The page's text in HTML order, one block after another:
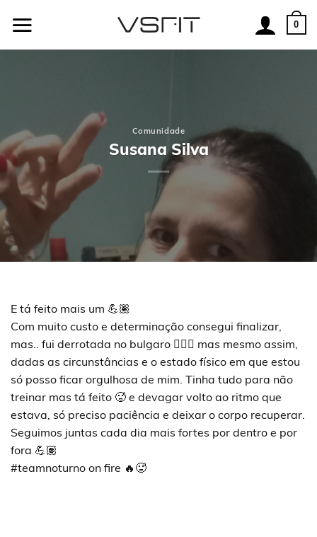
0
Comunidade
Susana Silva
E tá feito mais um 💪🏽
Com muito custo e determinação consegui finalizar,
mas.. fui derrotada no bulgaro 🤦🏽‍♀️ mas mesmo assim,
dadas as circunstâncias e o estado físico em que estou
só posso ficar orgulhosa de mim. Tinha tudo para não
treinar mas tá feito 🥵 e devagar volto ao ritmo que
estava, só preciso paciência e deixar o corpo recuperar.
Seguimos juntas cada dia mais fortes por dentro e por
fora 💪🏽
#teamnoturno on fire 🔥🥵